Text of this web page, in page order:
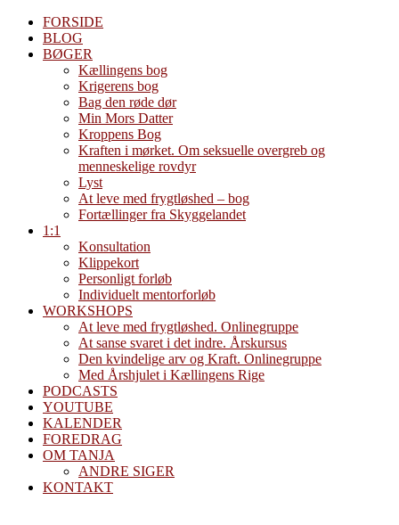
FORSIDE
BLOG
BØGER
Kællingens bog
Krigerens bog
Bag den røde dør
Min Mors Datter
Kroppens Bog
Kraften i mørket. Om seksuelle overgreb og
menneskelige rovdyr
Lyst
At leve med frygtløshed – bog
Fortællinger fra Skyggelandet
1:1
Konsultation
Klippekort
Personligt forløb
Individuelt mentorforløb
WORKSHOPS
At leve med frygtløshed. Onlinegruppe
At sanse svaret i det indre. Årskursus
Den kvindelige arv og Kraft. Onlinegruppe
Med Årshjulet i Kællingens Rige
PODCASTS
YOUTUBE
KALENDER
FOREDRAG
OM TANJA
ANDRE SIGER
KONTAKT